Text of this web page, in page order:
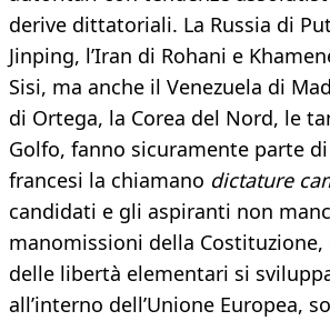
derive dittatoriali. La Russia di
Jinping, l’Iran di Rohani e
Sisi, ma anche il Venezuela di
di Ortega, la Corea del Nord, le
Golfo, fanno sicuramente parte
francesi la chiamano dictature
candidati e gli aspiranti non
manomissioni della
delle libertà elementari si
all’interno dell’Unione Europea,